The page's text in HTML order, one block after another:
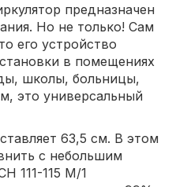
предназначен
Но не только! Сам
его устройство
в помещениях
школы, больницы,
это универсальный
63,5 см. В этом
с небольшим
111-115 М/1